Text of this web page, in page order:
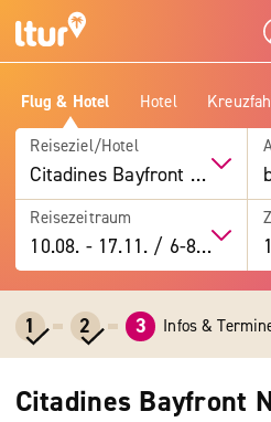
Flug & Hotel Hotel
Reiseziel/Hotel
Citadines Bayfront Nha Trang
Reisezeitraum
10.08. -17.11. / 6-8 Tage
1 2 3 Infos &
Citadines Bayfront